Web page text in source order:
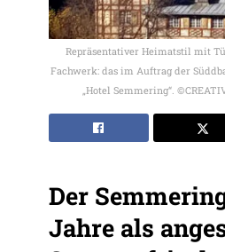
Repräsentativer Heimatstil mit
Fachwerk: das im Auftrag der
„Hotel Semmering“.
Der
Jahre als